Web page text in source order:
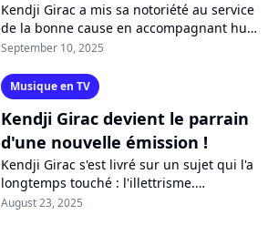
Kendji Girac a mis sa notoriété au service
de la bonne cause en accompagnant huit
adultes dans leur combat contre
September 10, 2025
Musique en TV
Kendji Girac devient le parrain
d'une nouvelle émission !
Kendji Girac s'est livré sur un sujet qui l'a
longtemps touché : l'illettrisme.
Aujourd'hui, le chanteur devient le
August 23, 2025